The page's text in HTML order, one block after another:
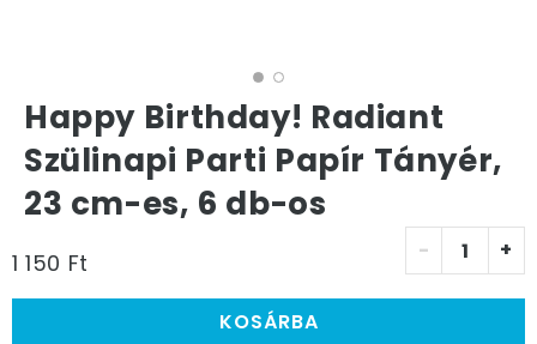
Happy Birthday! Radiant
Szülinapi Parti Papír Tányér,
23 cm-es, 6 db-os
1 150 Ft - +
KOSÁRBA